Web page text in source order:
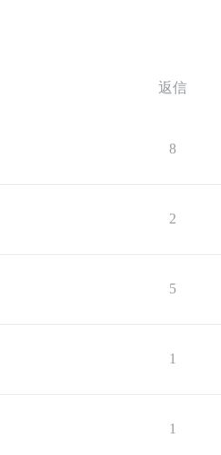
返信
8
2
5
1
1